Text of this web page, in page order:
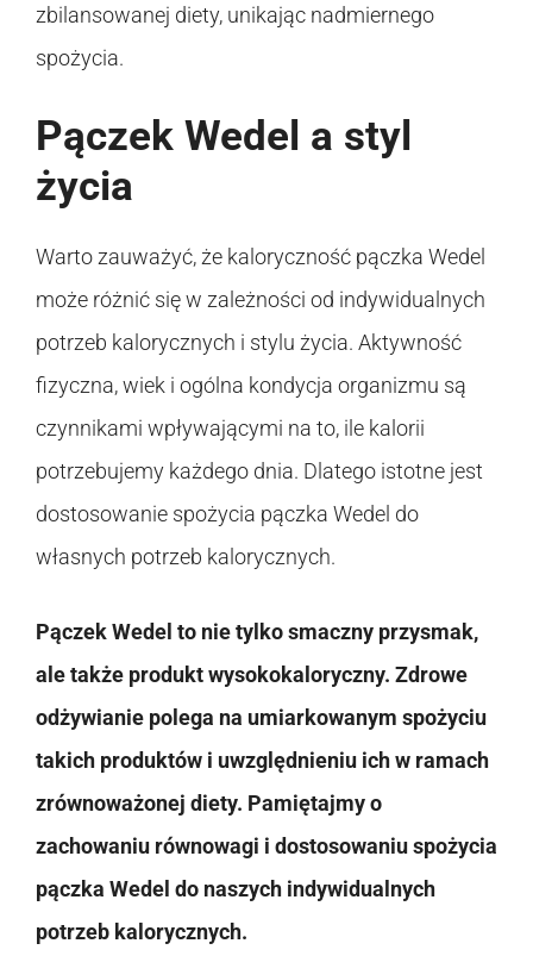
zbilansowanej diety, unikając nadmiernego
spożycia.
Pączek Wedel a styl
życia
Warto zauważyć, że kaloryczność pączka Wedel
może różnić się w zależności od indywidualnych
potrzeb kalorycznych i stylu życia. Aktywność
fizyczna, wiek i ogólna kondycja organizmu są
czynnikami wpływającymi na to, ile kalorii
potrzebujemy każdego dnia. Dlatego istotne jest
dostosowanie spożycia pączka Wedel do
własnych potrzeb kalorycznych.
Pączek Wedel to nie tylko smaczny przysmak,
ale także produkt wysokokaloryczny. Zdrowe
odżywianie polega na umiarkowanym spożyciu
takich produktów i uwzględnieniu ich w ramach
zrównoważonej diety. Pamiętajmy o
zachowaniu równowagi i dostosowaniu spożycia
pączka Wedel do naszych indywidualnych
potrzeb kalorycznych.